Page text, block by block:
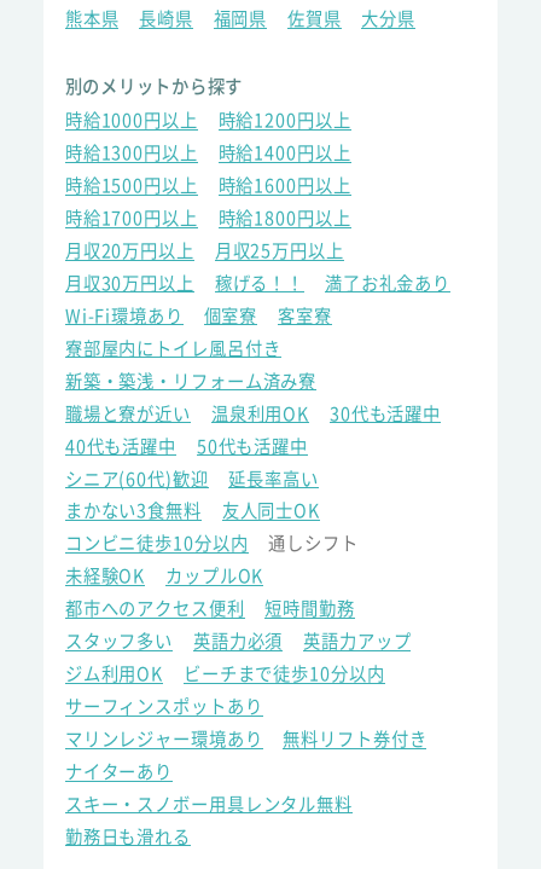
熊本県
長崎県 福岡県 佐賀県 大分県
別のメリットから探す
時給1000円以上
時給1200円以上
時給1300円以上
時給1400円以上
時給1500円以上
時給1600円以上
時給1700円以上
時給1800円以上
月収20万円以上
月収25万円以上
月収30万円以上
稼げる！！
満了お礼金あり
Wi-Fi環境あり
個室寮
客室寮
寮部屋内にトイレ風呂付き
新築・築浅・リフォーム済み寮
職場と寮が近い
温泉利用OK
30代も活躍中
40代も活躍中
50代も活躍中
シニア(60代)歓迎
延長率高い
まかない3食無料
友人同士OK
コンビニ徒歩10分以内
通しシフト
未経験OK
カップルOK
都市へのアクセス便利
短時間勤務
スタッフ多い
英語力必須
英語力アップ
ジム利用OK
ビーチまで徒歩10分以内
サーフィンスポットあり
マリンレジャー環境あり
無料リフト券付き
ナイターあり
スキー・スノボー用具レンタル無料
勤務日も滑れる